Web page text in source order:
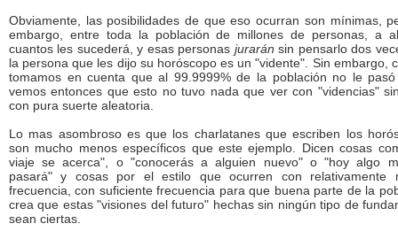
Obviamente, las posibilidades de que eso ocurran son mínimas,
embargo, entre toda la población de millones de personas, a
cuantos les sucederá, y esas personas jurarán sin pensarlo dos
la persona que les dijo su horóscopo es un "vidente". Sin embargo,
tomamos en cuenta que al 99.9999% de la población no le
vemos entonces que esto no tuvo nada que ver con "videncias"
con pura suerte aleatoria.
Lo mas asombroso es que los charlatanes que escriben los
son mucho menos específicos que este ejemplo. Dicen cosas
viaje se acerca", o "conocerás a alguien nuevo" o "hoy algo
pasará" y cosas por el estilo que ocurren con relativamente
frecuencia, con suficiente frecuencia para que buena parte de la
crea que estas "visiones del futuro" hechas sin ningún tipo de
sean ciertas.